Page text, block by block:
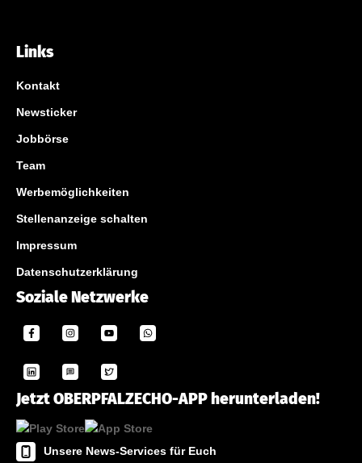
Links
Kontakt
Newsticker
Jobbörse
Team
Werbemöglichkeiten
Stellenanzeige schalten
Impressum
Datenschutzerklärung
Soziale Netzwerke
Jetzt OBERPFALZECHO-APP herunterladen!
Unsere News-Services für Euch